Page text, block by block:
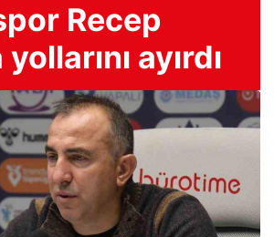
Recep
ayırdı